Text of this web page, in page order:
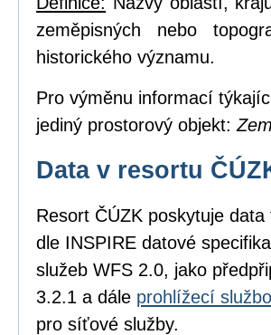
zeměpisných nebo
historického významu.
Pro výměnu informací
jediný prostorový objekt:
Data v resortu
Resort ČÚZK poskytuje
dle INSPIRE datové
služeb WFS 2.0, jako
3.2.1 a dále prohlížecí
pro síťové služby.